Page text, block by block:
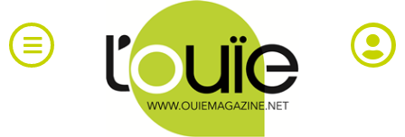
au
contenu
Toggle
Navigation